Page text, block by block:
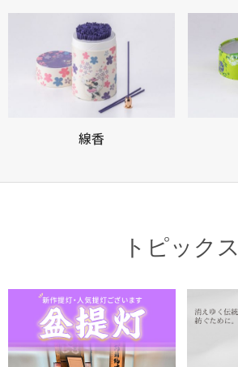
線香
トピックス